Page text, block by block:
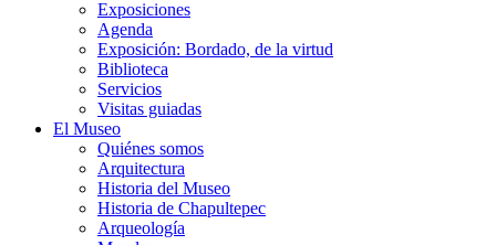
Exposiciones
Agenda
Exposición: Bordado, de la virtud
Biblioteca
Servicios
Visitas guiadas
El Museo
Quiénes somos
Arquitectura
Historia del Museo
Historia de Chapultepec
Arqueología